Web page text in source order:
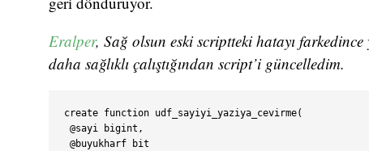
Eralper, Sağ olsun eski scriptteki hatayı
daha sağlıklı çalıştığından script’i güncelledim.
create function udf_sayiyi_yaziya_cevirme(
@sayi bigint,
@buyukharf bit